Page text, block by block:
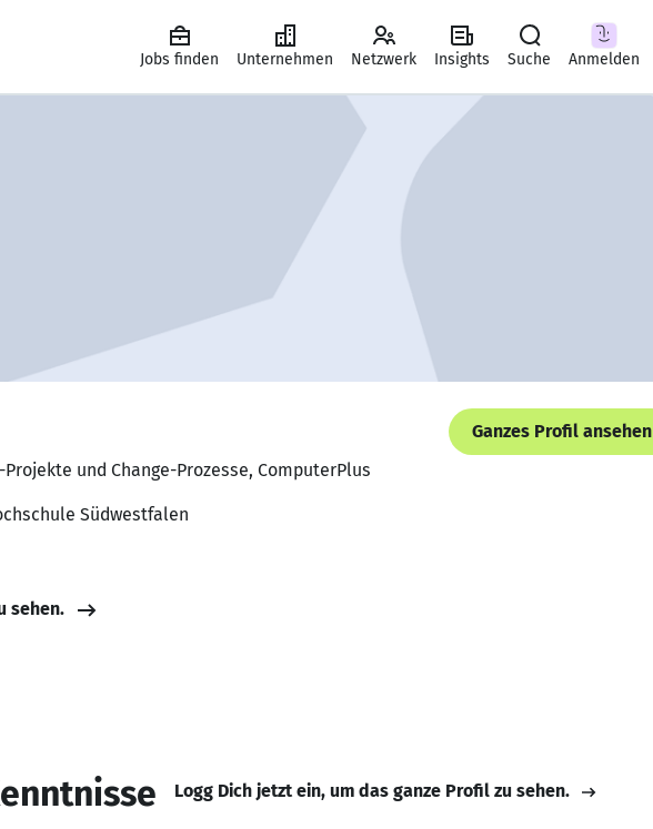
Jobs finden Unternehmen Netzwerk Insights Suche Anmelden
Ganzes Profil ansehen
und Change-Prozesse, ComputerPlus
Südwestfalen
sehen.
Logg Dich jetzt ein, um das ganze Profil zu sehen.